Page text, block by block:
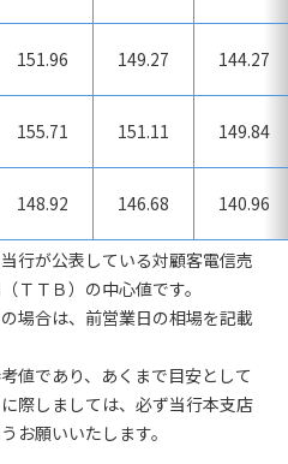
151.96 149.27 144.27
155.71 151.11 149.84
148.92 146.68 140.96
行が公表している対顧客電信売
ＴＴＢ）の中心値です。
場合は、前営業日の相場を記載
値であり、あくまで目安として
際しましては、必ず当行本支店
お願いいたします。